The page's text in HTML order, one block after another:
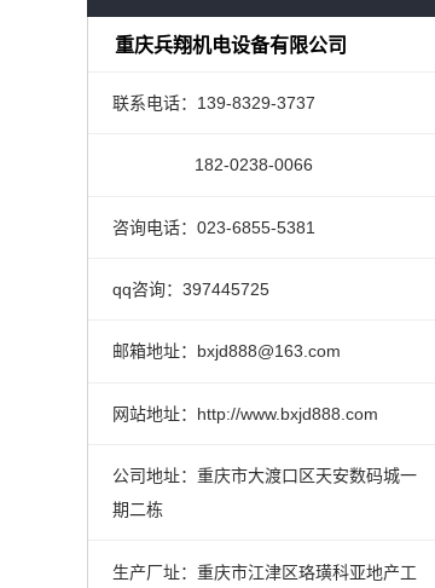
重庆兵翔机电设备有限公司
联系电话：139-8329-3737
182-0238-0066
咨询电话：023-6855-5381
qq咨询：397445725
邮箱地址：bxjd888@163.com
网站地址：http://www.bxjd888.com
公司地址：重庆市大渡口区天安数码城一
期二栋
生产厂址：重庆市江津区珞璜科亚地产工